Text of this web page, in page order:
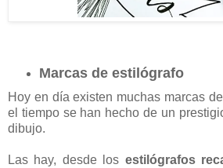
Marcas de estilógrafo
Hoy en día existen muchas marcas
el tiempo se han hecho de un
dibujo.
Las hay, desde los estilógrafos